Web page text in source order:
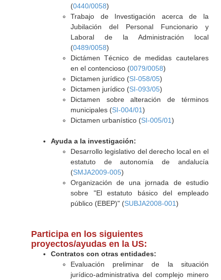
(0440/0058)
Trabajo de Investigación acerca de la
Jubilación del Personal Funcionario y
Laboral de la Administración local
(0489/0058)
Dictámen Técnico de medidas cautelares
en el contencioso (0079/0058)
Dictamen jurídico (SI-058/05)
Dictamen jurídico (SI-093/05)
Dictamen sobre alteración de términos
municipales (SI-004/01)
Dictamen urbanístico (SI-005/01)
Ayuda a la investigación:
Desarrollo legislativo del derecho local en el
estatuto de autonomía de andalucía
(SMJA2009-005)
Organización de una jornada de estudio
sobre "El estatuto básico del empleado
público (EBEP)" (SUBJA2008-001)
Participa en los siguientes
proyectos/ayudas en la US:
Contratos con otras entidades:
Evaluación preliminar de la situación
jurídico-administrativa del complejo minero